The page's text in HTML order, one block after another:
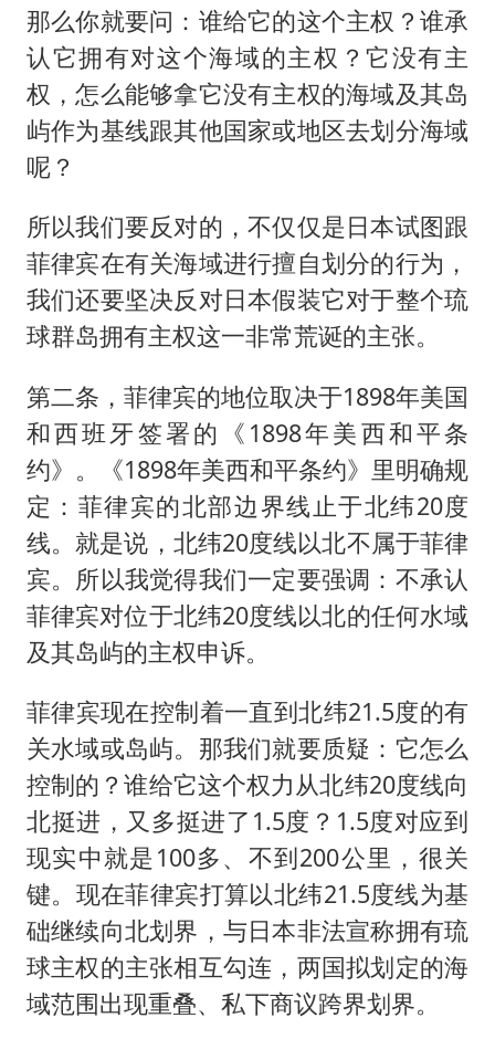
那么你就要问：谁给它的这个主权？谁承
认它拥有对这个海域的主权？它没有主
权，怎么能够拿它没有主权的海域及其岛
屿作为基线跟其他国家或地区去划分海域
呢？
所以我们要反对的，不仅仅是日本试图跟
菲律宾在有关海域进行擅自划分的行为，
我们还要坚决反对日本假装它对于整个琉
球群岛拥有主权这一非常荒诞的主张。
第二条，菲律宾的地位取决于1898年美国
和西班牙签署的《1898年美西和平条
约》。《1898年美西和平条约》里明确规
定：菲律宾的北部边界线止于北纬20度
线。就是说，北纬20度线以北不属于菲律
宾。所以我觉得我们一定要强调：不承认
菲律宾对位于北纬20度线以北的任何水域
及其岛屿的主权申诉。
菲律宾现在控制着一直到北纬21.5度的有
关水域或岛屿。那我们就要质疑：它怎么
控制的？谁给它这个权力从北纬20度线向
北挺进，又多挺进了1.5度？1.5度对应到
现实中就是100多、不到200公里，很关
键。现在菲律宾打算以北纬21.5度线为基
础继续向北划界，与日本非法宣称拥有琉
球主权的主张相互勾连，两国拟划定的海
域范围出现重叠、私下商议跨界划界。